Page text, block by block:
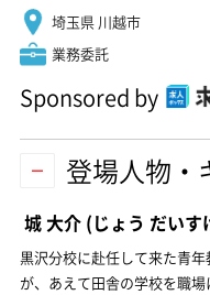
埼玉県 川越市
業務委託
Sponsored by
登場人物・
城 大介 (じょう だいす
黒沢分校に赴任して来た青
が、あえて田舎の学校を職